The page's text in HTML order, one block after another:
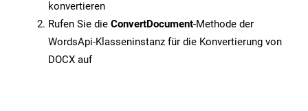
konvertieren
Rufen Sie die ConvertDocument-Methode der
WordsApi-Klasseninstanz für die Konvertierung von
DOCX auf